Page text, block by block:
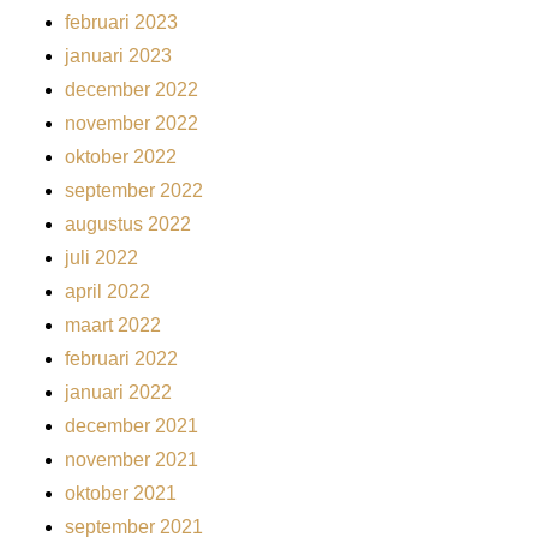
februari 2023
januari 2023
december 2022
november 2022
oktober 2022
september 2022
augustus 2022
juli 2022
april 2022
maart 2022
februari 2022
januari 2022
december 2021
november 2021
oktober 2021
september 2021